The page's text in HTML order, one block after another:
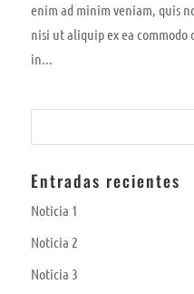
enim ad minim veniam, quis
nisi ut aliquip ex ea
in...
Entradas recientes
Noticia 1
Noticia 2
Noticia 3